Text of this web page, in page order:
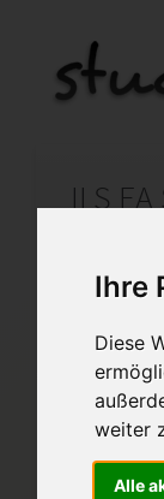
Ihre
Diese
weiter
Alle
ILS
Startseite